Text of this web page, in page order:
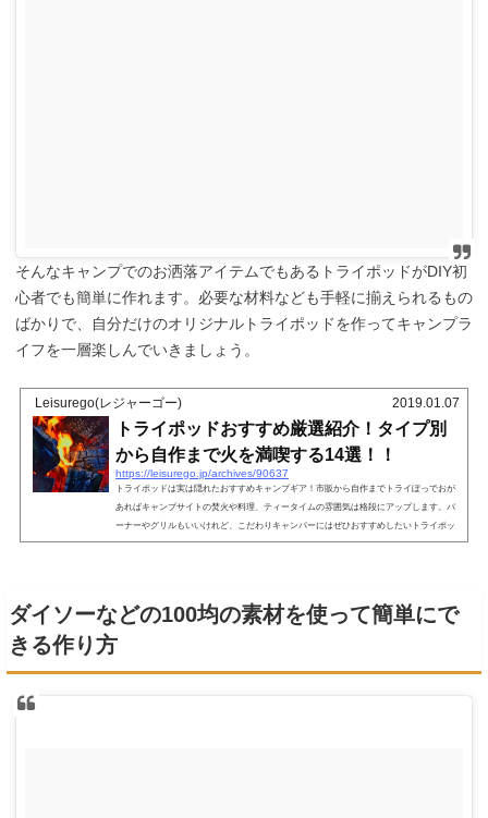
そんなキャンプでのお洒落アイテムでもあるトライポッドがDIY初
心者でも簡単に作れます。必要な材料なども手軽に揃えられるもの
ばかりで、自分だけのオリジナルトライポッドを作ってキャンプラ
イフを一層楽しんでいきましょう。
Leisurego(レジャーゴー) 2019.01.07
トライポッドおすすめ厳選紹介！タイプ別
から自作まで火を満喫する14選！！
https://leisurego.jp/archives/90637
トライポッドは実は隠れたおすすめキャンプギア！市販から自作までトライぽっでおが
あればキャンプサイトの焚火や料理、ティータイムの雰囲気は格段にアップします。バ
ーナーやグリルもいいけれど、こだわりキャンパーにはぜひおすすめしたいトライポッ
ドのイチ推しをご紹介します！トライポッドとはトライポッドというアウトドアグッズ
ダイソーなどの100均の素材を使って簡単にで
きる作り方